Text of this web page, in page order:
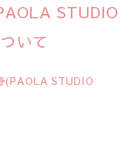
STUDIO
いて
(PAOLA STUDIO